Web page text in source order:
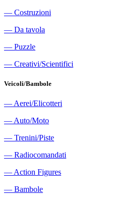
― Costruzioni
― Da tavola
― Puzzle
― Creativi/Scientifici
Veicoli/Bambole
― Aerei/Elicotteri
― Auto/Moto
― Trenini/Piste
― Radiocomandati
― Action Figures
― Bambole